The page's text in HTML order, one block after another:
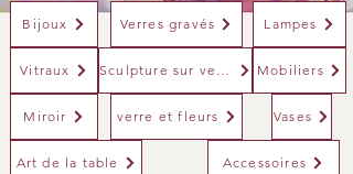
Bijoux Verres gravés Lampes
Vitraux Sculpture sur verre Mobiliers
Miroir verre et fleurs Vases
Art de la table Accessoires